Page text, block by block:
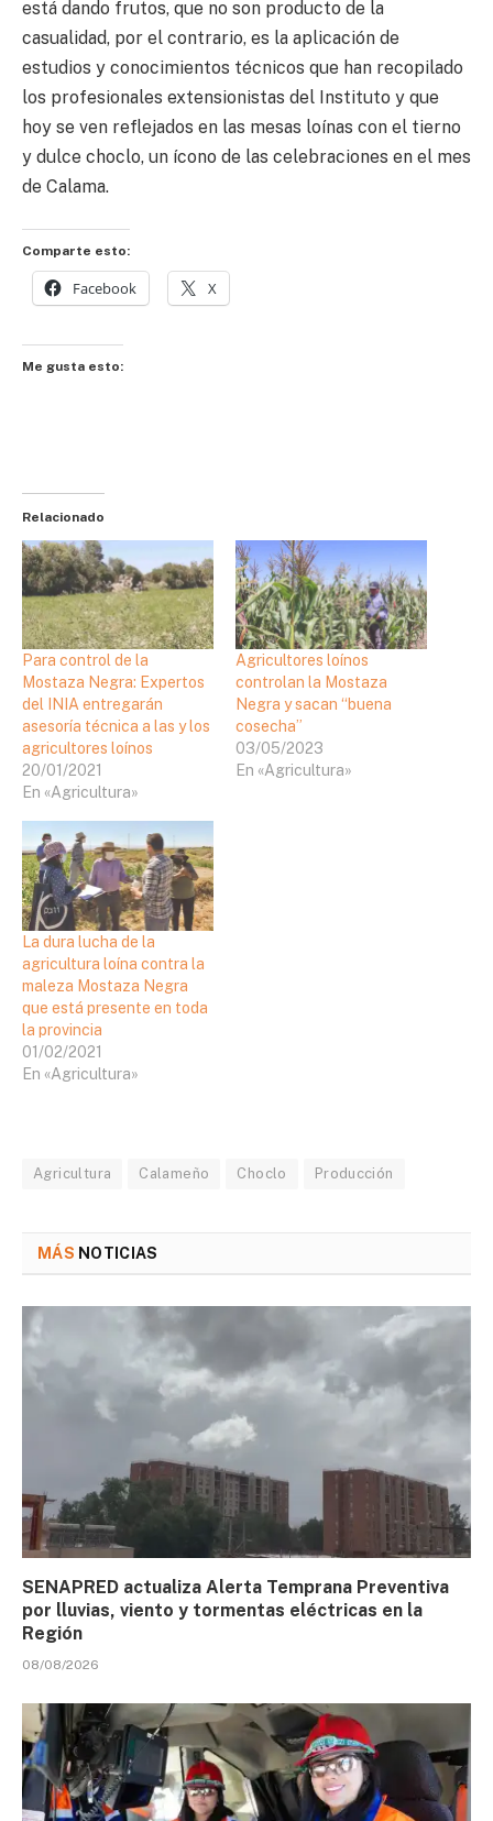
está dando frutos, que no son producto de la
casualidad, por el contrario, es la aplicación de
estudios y conocimientos técnicos que han recopilado
los profesionales extensionistas del Instituto y que
hoy se ven reflejados en las mesas loínas con el tierno
y dulce choclo, un ícono de las celebraciones en el mes
de Calama.
Comparte esto:
Facebook X
Me gusta esto:
Relacionado
Para control de la
Mostaza Negra: Expertos
del INIA entregarán
asesoría técnica a las y los
agricultores loínos
20/01/2021
En «Agricultura»
Agricultores loínos
controlan la Mostaza
Negra y sacan “buena
cosecha”
03/05/2023
En «Agricultura»
La dura lucha de la
agricultura loína contra la
maleza Mostaza Negra
que está presente en toda
la provincia
01/02/2021
En «Agricultura»
Agricultura Calameño Choclo Producción
MÁS NOTICIAS
SENAPRED actualiza Alerta Temprana Preventiva
por lluvias, viento y tormentas eléctricas en la
Región
08/08/2026